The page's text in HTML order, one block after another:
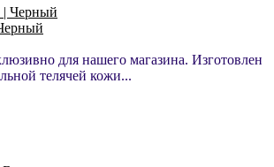
для нашего магазина. Изготовлен
телячей кожи...